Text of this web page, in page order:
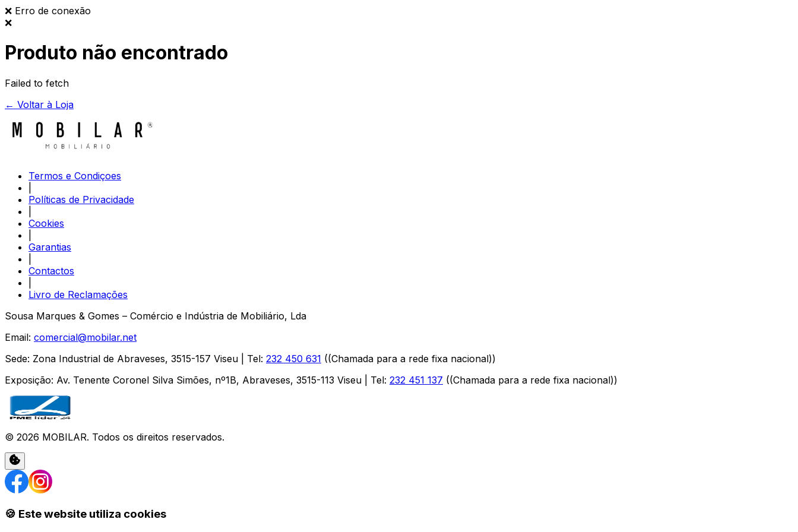
❌ Erro de conexão
❌
Produto não encontrado
Failed to fetch
← Voltar à Loja
Termos e Condiçoes
Políticas de Privacidade
Cookies
Garantias
Contactos
Livro de Reclamações
Sousa Marques & Gomes – Comércio e Indústria de Mobiliário, Lda
Email: comercial@mobilar.net
Sede: Zona Industrial de Abraveses, 3515-157 Viseu | Tel: 232 450 631 ((Chamada para a rede fixa nacional))
Exposição: Av. Tenente Coronel Silva Simões, nº1B, Abraveses, 3515-113 Viseu | Tel: 232 451 137 ((Chamada para a rede fixa nacional))
© 2026 MOBILAR. Todos os direitos reservados.
🍪 Este website utiliza cookies